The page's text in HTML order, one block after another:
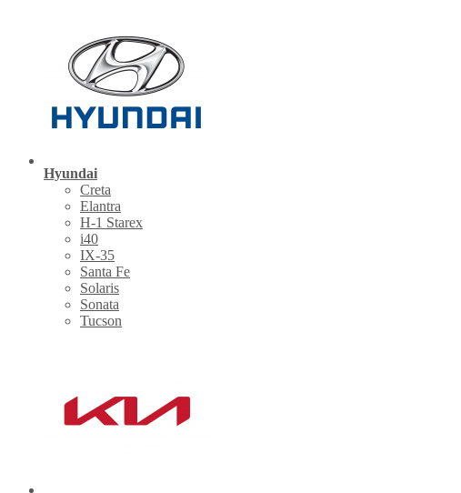
Hyundai
Creta
Elantra
H-1 Starex
i40
IX-35
Santa Fe
Solaris
Sonata
Tucson